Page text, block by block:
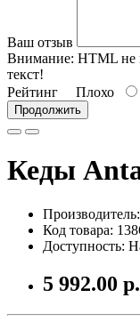
Ваш отзыв
Внимание: HTML не
текст!
Рейтинг Плохо
Продолжить
Кеды
Производитель:
Код товара:
Доступность:
5 992.00 р.